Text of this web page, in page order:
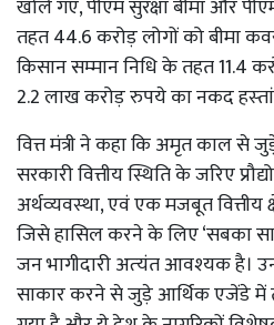
खोले गए, पीएम सुरक्षा बीमा और
तहत 44.6 करोड़ लोगों को बीमा
किसान सम्‍मान निधि के तहत 11.4
2.2 लाख करोड़ रुपये का नकद
वित्त मंत्री ने कहा कि अमृत काल से
सरकारी वित्तीय स्थिति के जरिए
अर्थव्‍यवस्‍था, एवं एक मजबूत वित्तीय
जिसे हासिल करने के लिए ‘सबका
जन भागीदारी अत्‍यंत आवश्‍यक है।
साकार करने से जुड़े आर्थिक एजेंडे में